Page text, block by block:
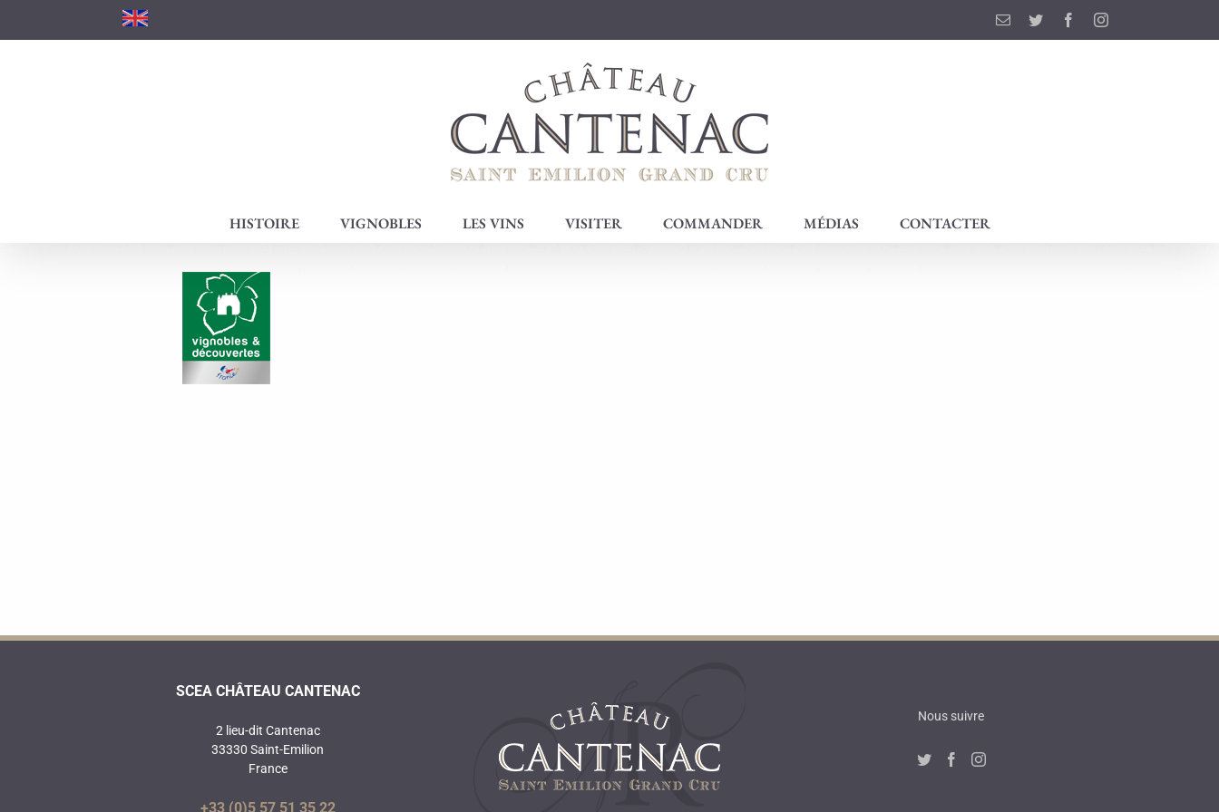
EmailTwitter FacebookInstagram
HISTOIRE VIGNOBLES LES VINS VISITER COMMANDER MÉDIAS CONTACTER
SCEA CHÂTEAU CANTENAC
2 lieu-dit Cantenac
33330 Saint-Emilion
France
+33 (0)5 57 51 35 22
Nous suivre